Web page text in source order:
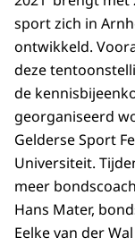
sport zich in
ontwikkeld.
deze
de
georganiseerd
Gelderse Sport
Universiteit.
meer
Hans Mater,
Eelke van der